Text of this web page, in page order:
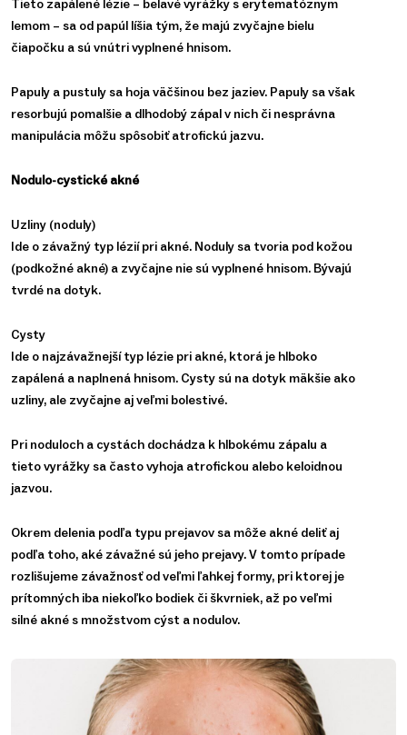
Tieto zapálené lézie – belavé vyrážky s erytematóznym
lemom – sa od papúl líšia tým, že majú zvyčajne bielu
čiapočku a sú vnútri vyplnené hnisom.
Papuly a pustuly sa hoja väčšinou bez jaziev. Papuly sa však
resorbujú pomalšie a dlhodobý zápal v nich či nesprávna
manipulácia môžu spôsobiť atrofickú jazvu.
Nodulo-cystické akné
Uzliny (noduly)
Ide o závažný typ lézií pri akné. Noduly sa tvoria pod kožou
(podkožné akné) a zvyčajne nie sú vyplnené hnisom. Bývajú
tvrdé na dotyk.
Cysty
Ide o najzávažnejší typ lézie pri akné, ktorá je hlboko
zapálená a naplnená hnisom. Cysty sú na dotyk mäkšie ako
uzliny, ale zvyčajne aj veľmi bolestivé.
Pri noduloch a cystách dochádza k hlbokému zápalu a
tieto vyrážky sa často vyhoja atrofickou alebo keloidnou
jazvou.
Okrem delenia podľa typu prejavov sa môže akné deliť aj
podľa toho, aké závažné sú jeho prejavy. V tomto prípade
rozlišujeme závažnosť od veľmi ľahkej formy, pri ktorej je
prítomných iba niekoľko bodiek či škvrniek, až po veľmi
silné akné s množstvom cýst a nodulov.